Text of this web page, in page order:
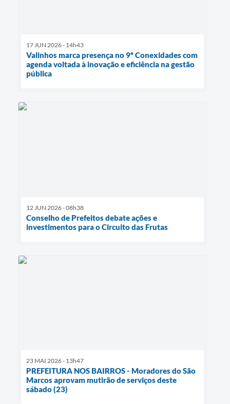
17 JUN 2026 - 14h43
Valinhos marca presença no 9º Conexidades com
agenda voltada à inovação e eficiência na gestão
pública
12 JUN 2026 - 08h38
Conselho de Prefeitos debate ações e
investimentos para o Circuito das Frutas
23 MAI 2026 - 13h47
PREFEITURA NOS BAIRROS - Moradores do São
Marcos aprovam mutirão de serviços deste
sábado (23)